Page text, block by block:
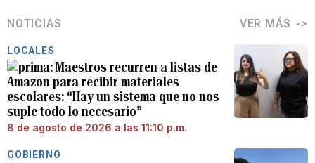
NOTICIAS VER MÁS
LOCALES
Maestros recurren a listas de
Amazon para recibir materiales
escolares: “Hay un sistema que no nos
suple todo lo necesario”
8 de agosto de 2026 a las 11:10 p.m.
GOBIERNO